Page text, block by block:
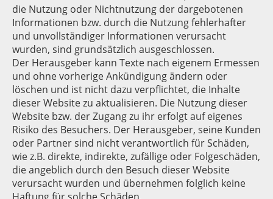
die Nutzung oder Nichtnutzung der dargebotenen
Informationen bzw. durch die Nutzung fehlerhafter
und unvollständiger Informationen verursacht
wurden, sind grundsätzlich ausgeschlossen.
Der Herausgeber kann Texte nach eigenem Ermessen
und ohne vorherige Ankündigung ändern oder
löschen und ist nicht dazu verpflichtet, die Inhalte
dieser Website zu aktualisieren. Die Nutzung dieser
Website bzw. der Zugang zu ihr erfolgt auf eigenes
Risiko des Besuchers. Der Herausgeber, seine Kunden
oder Partner sind nicht verantwortlich für Schäden,
wie z.B. direkte, indirekte, zufällige oder Folgeschäden,
die angeblich durch den Besuch dieser Website
verursacht wurden und übernehmen folglich keine